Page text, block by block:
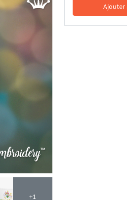
+1
Ajouter
Dans